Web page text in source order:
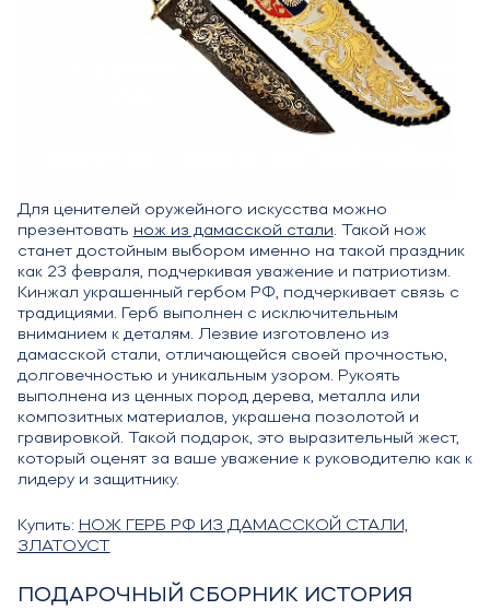
Для ценителей оружейного искусства можно
презентовать нож из дамасской стали. Такой нож
станет достойным выбором именно на такой праздник
как 23 февраля, подчеркивая уважение и патриотизм.
Кинжал украшенный гербом РФ, подчеркивает связь с
традициями. Герб выполнен с исключительным
вниманием к деталям. Лезвие изготовлено из
дамасской стали, отличающейся своей прочностью,
долговечностью и уникальным узором. Рукоять
выполнена из ценных пород дерева, металла или
композитных материалов, украшена позолотой и
гравировкой. Такой подарок, это выразительный жест,
который оценят за ваше уважение к руководителю как к
лидеру и защитнику.
Купить: НОЖ ГЕРБ РФ ИЗ ДАМАССКОЙ СТАЛИ,
ЗЛАТОУСТ
ПОДАРОЧНЫЙ СБОРНИК ИСТОРИЯ